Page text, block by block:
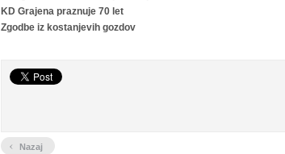
KD Grajena praznuje 70 let
Zgodbe iz kostanjevih gozdov
‹ Nazaj